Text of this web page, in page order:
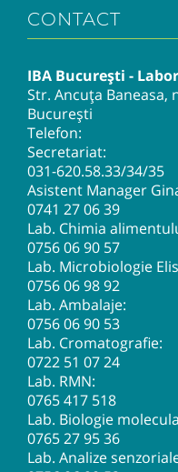
CONTACT
IBA București -
Str. Ancuța Baneasa,
București
Telefon:
Secretariat:
031-620.58.33/34/35
Asistent Manager
0741 27 06 39
Lab. Chimia
0756 06 90 57
Lab. Microbiologie
0756 06 98 92
Lab. Ambalaje:
0756 06 90 53
Lab. Cromatografie:
0722 51 07 24
Lab. RMN:
0765 417 518
Lab. Biologie
0765 27 95 36
Lab. Analize